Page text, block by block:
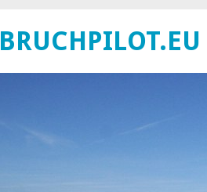
BRUCHPILOT.EU